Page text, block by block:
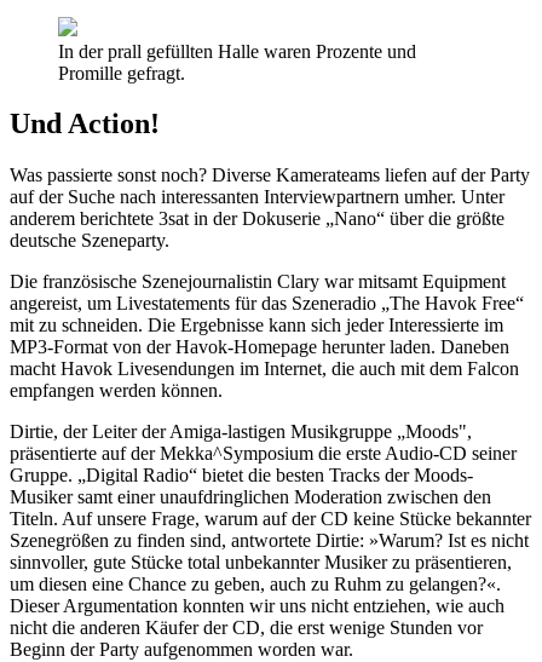
In der prall gefüllten Halle waren Prozente und
Promille gefragt.
Und Action!
Was passierte sonst noch? Diverse Kamerateams liefen auf der Party
auf der Suche nach interessanten Interviewpartnern umher. Unter
anderem berichtete 3sat in der Dokuserie „Nano“ über die größte
deutsche Szeneparty.
Die französische Szenejournalistin Clary war mitsamt Equipment
angereist, um Livestatements für das Szeneradio „The Havok Free“
mit zu schneiden. Die Ergebnisse kann sich jeder Interessierte im
MP3-Format von der Havok-Homepage herunter laden. Daneben
macht Havok Livesendungen im Internet, die auch mit dem Falcon
empfangen werden können.
Dirtie, der Leiter der Amiga-lastigen Musikgruppe „Moods",
präsentierte auf der Mekka^Symposium die erste Audio-CD seiner
Gruppe. „Digital Radio“ bietet die besten Tracks der Moods-
Musiker samt einer unaufdringlichen Moderation zwischen den
Titeln. Auf unsere Frage, warum auf der CD keine Stücke bekannter
Szenegrößen zu finden sind, antwortete Dirtie: »Warum? Ist es nicht
sinnvoller, gute Stücke total unbekannter Musiker zu präsentieren,
um diesen eine Chance zu geben, auch zu Ruhm zu gelangen?«.
Dieser Argumentation konnten wir uns nicht entziehen, wie auch
nicht die anderen Käufer der CD, die erst wenige Stunden vor
Beginn der Party aufgenommen worden war.